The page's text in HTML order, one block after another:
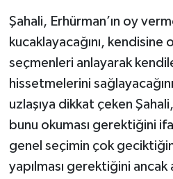
Şahali, Erhürman’ın oy
kucaklayacağını, kendisine
seçmenleri anlayarak
hissetmelerini
uzlaşıya dikkat çeken
bunu okuması gerektiğini
genel seçimin çok
yapılması gerektiğini ancak